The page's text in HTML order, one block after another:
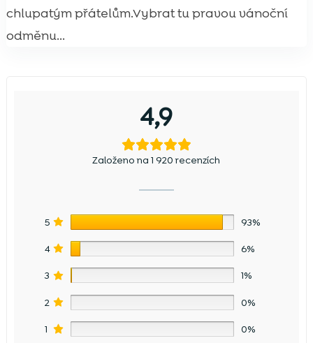
chlupatým přátelům.Vybrat tu pravou vánoční
odměnu...
4,9
Založeno na 1 920 recenzích
5 93%
4 6%
3 1%
2 0%
1 0%